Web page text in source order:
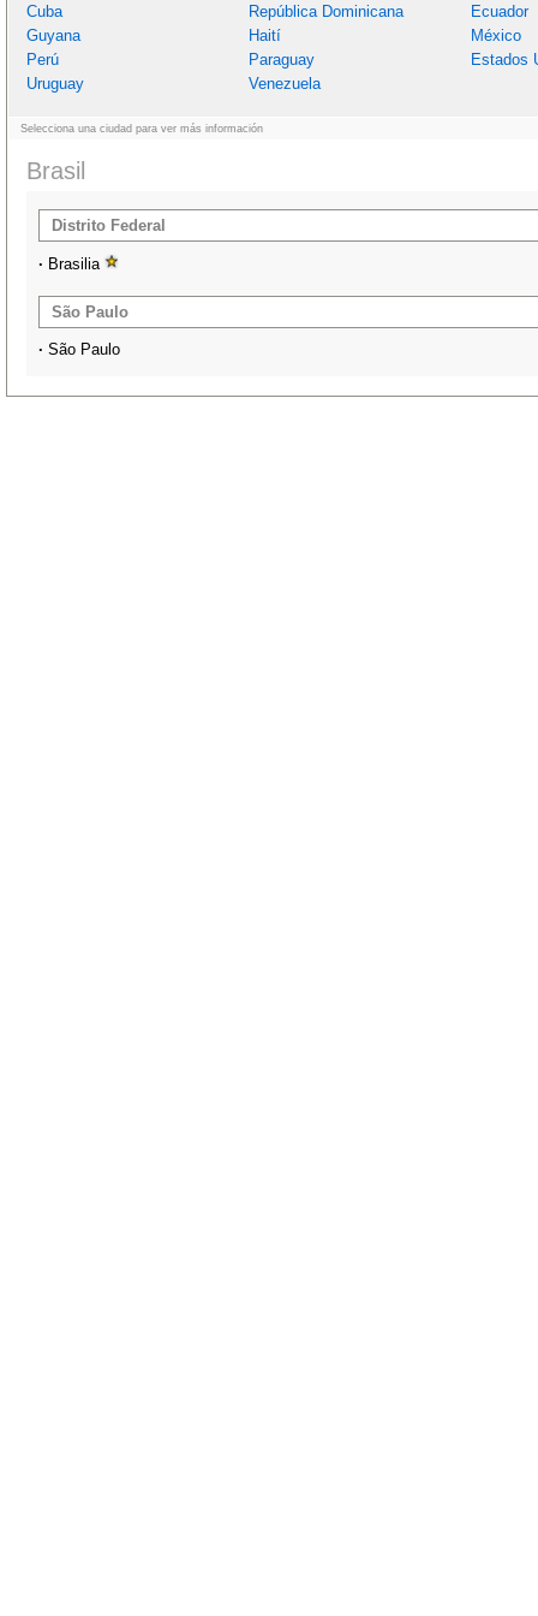
Cuba
República Dominicana
Ecuador
Guyana
Haití
México
Perú
Paraguay
Estados
Uruguay
Venezuela
Selecciona una ciudad para ver más información
Brasil
Distrito Federal
· Brasilia
São Paulo
· São Paulo